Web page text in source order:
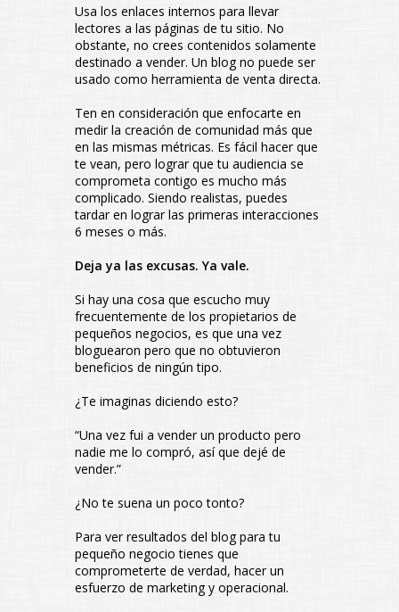
Usa los enlaces internos para llevar
lectores a las páginas de tu sitio. No
obstante, no crees contenidos solamente
destinado a vender. Un blog no puede ser
usado como herramienta de venta directa.
Ten en consideración que enfocarte en
medir la creación de comunidad más que
en las mismas métricas. Es fácil hacer que
te vean, pero lograr que tu audiencia se
comprometa contigo es mucho más
complicado. Siendo realistas, puedes
tardar en lograr las primeras interacciones
6 meses o más.
Deja ya las excusas. Ya vale.
Si hay una cosa que escucho muy
frecuentemente de los propietarios de
pequeños negocios, es que una vez
bloguearon pero que no obtuvieron
beneficios de ningún tipo.
¿Te imaginas diciendo esto?
“Una vez fui a vender un producto pero
nadie me lo compró, así que dejé de
vender.”
¿No te suena un poco tonto?
Para ver resultados del blog para tu
pequeño negocio tienes que
comprometerte de verdad, hacer un
esfuerzo de marketing y operacional.